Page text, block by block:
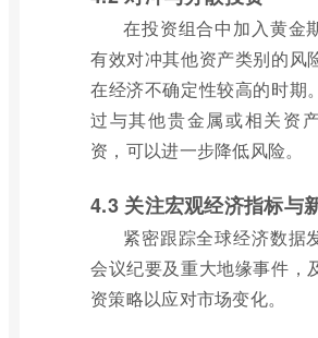
在投资组合中加入黄金
有效对冲其他资产类别的风
在经济不确定性较高的时期
过与其他贵金属或相关资
资，可以进一步降低风险。
4.3 关注宏观经济指标与
紧密跟踪全球经济数据
会议纪要及重大地缘事件，
资策略以应对市场变化。